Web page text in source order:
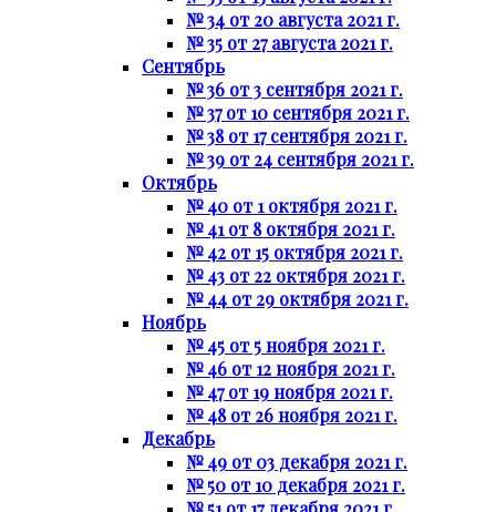
№ 34 от 20 августа 2021 г.
№ 35 от 27 августа 2021 г.
Сентябрь
№ 36 от 3 сентября 2021 г.
№ 37 от 10 сентября 2021 г.
№ 38 от 17 сентября 2021 г.
№ 39 от 24 сентября 2021 г.
Октябрь
№ 40 от 1 октября 2021 г.
№ 41 от 8 октября 2021 г.
№ 42 от 15 октября 2021 г.
№ 43 от 22 октября 2021 г.
№ 44 от 29 октября 2021 г.
Ноябрь
№ 45 от 5 ноября 2021 г.
№ 46 от 12 ноября 2021 г.
№ 47 от 19 ноября 2021 г.
№ 48 от 26 ноября 2021 г.
Декабрь
№ 49 от 03 декабря 2021 г.
№ 50 от 10 декабря 2021 г.